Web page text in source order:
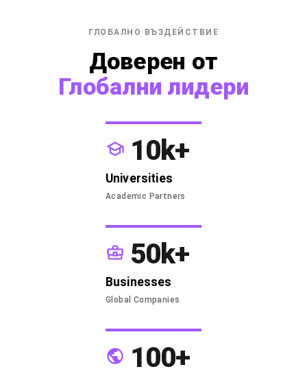
ГЛОБАЛНО ВЪЗДЕЙСТВИЕ
Доверен от
Глобални лидери
10k+
Universities
Academic Partners
50k+
Businesses
Global Companies
100+